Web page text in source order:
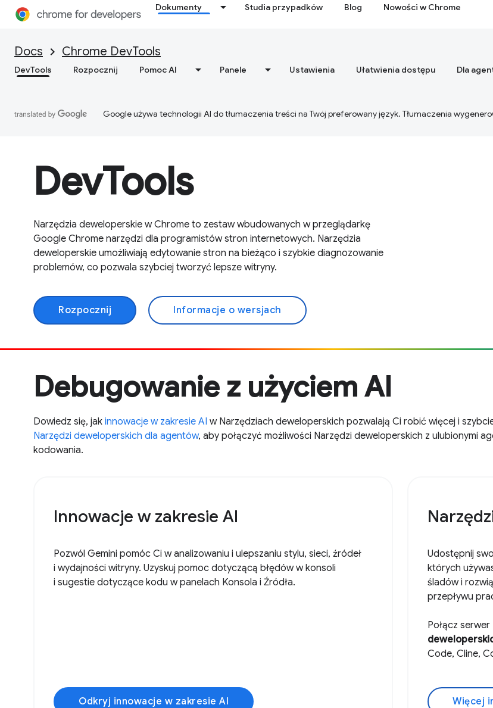
Dokumenty Studia przypadków Blog Nowości w Chrome
Docs Chrome DevTools
DevTools Rozpocznij Pomoc AI Panele Ustawienia Ułatwienia dostępu Dla
Google używa technologii AI do tłumaczenia treści na Twój preferowany język. Tłumaczenia
DevTools
Narzędzia deweloperskie w Chrome to zestaw wbudowanych w przeglądarkę
Google Chrome narzędzi dla programistów stron internetowych. Narzędzia
deweloperskie umożliwiają edytowanie stron na bieżąco i szybkie diagnozowanie
problemów, co pozwala szybciej tworzyć lepsze witryny.
Rozpocznij Informacje o wersjach
Debugowanie z użyciem AI
Dowiedz się, jak innowacje w zakresie AI w Narzędziach deweloperskich pozwalają Ci robić więcej i
Narzędzi deweloperskich dla agentów, aby połączyć możliwości Narzędzi deweloperskich z ulubionymi
kodowania.
Innowacje w zakresie AI
Pozwól Gemini pomóc Ci w analizowaniu i ulepszaniu stylu, sieci, źródeł
i wydajności witryny. Uzyskuj pomoc dotyczącą błędów w konsoli
i sugestie dotyczące kodu w panelach Konsola i Źródła.
Odkryj innowacje w zakresie AI
Udostępnij
których
śladów i
przepływu
Połącz serwer
Code, Cline,
Więcej